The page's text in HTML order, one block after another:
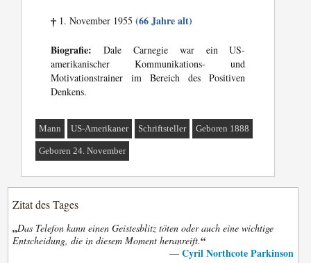
† 1. November 1955(66 Jahre alt)
Biografie: Dale Carnegie war ein US-
amerikanischer Kommunikations- und
Motivationstrainer im Bereich des Positiven
Denkens.
Mann US-Amerikaner Schriftsteller Geboren 1888
Geboren 24. November
Zitat des Tages
„Das Telefon kann einen Geistesblitz töten oder auch eine wichtige
Entscheidung, die in diesem Moment heranreift.“
— Cyril Northcote Parkinson